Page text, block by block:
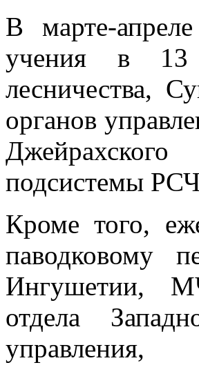
В марте-
учения в 13
лесничества,
органов
подсистемы
Кроме того,
паводковому
Ингушетии,
отдела